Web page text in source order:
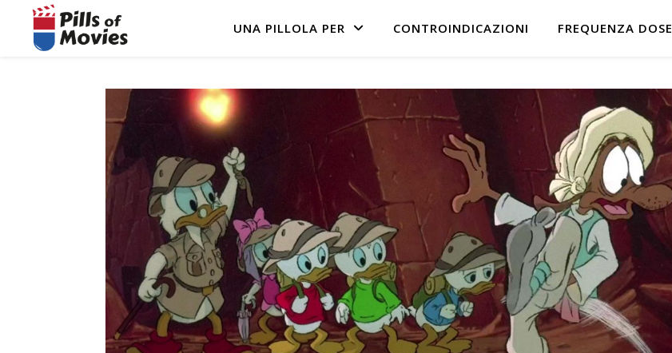
UNA PILLOLA PER CONTROINDICAZIONI FREQUENZA DOSE